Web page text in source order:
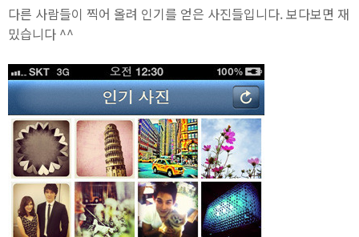
다른 사람들이 찍어 올려 인기를 얻은 사진들입니다. 보다보면 재
밌습니다 ^^